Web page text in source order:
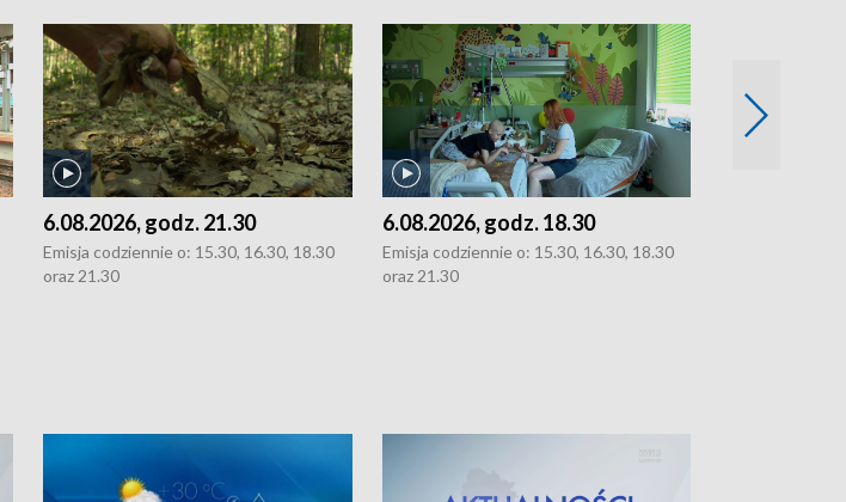
6.08.2026, godz. 21.30
Emisja codziennie o: 15.30, 16.30, 18.30
oraz 21.30
6.08.2026, godz. 18.30
Emisja codziennie o: 15.30, 16.30, 18.30
oraz 21.30